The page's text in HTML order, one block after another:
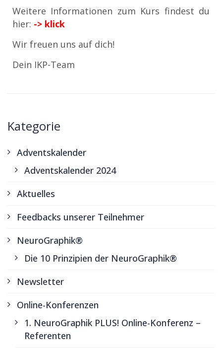
Weitere Informationen zum Kurs findest du
hier: -> klick
Wir freuen uns auf dich!
Dein IKP-Team
Kategorie
Adventskalender
Adventskalender 2024
Aktuelles
Feedbacks unserer Teilnehmer
NeuroGraphik®
Die 10 Prinzipien der NeuroGraphik®
Newsletter
Online-Konferenzen
1. NeuroGraphik PLUS! Online-Konferenz –
Referenten